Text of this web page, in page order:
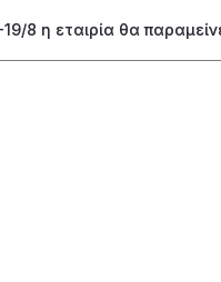
19/8 η εταιρία θα